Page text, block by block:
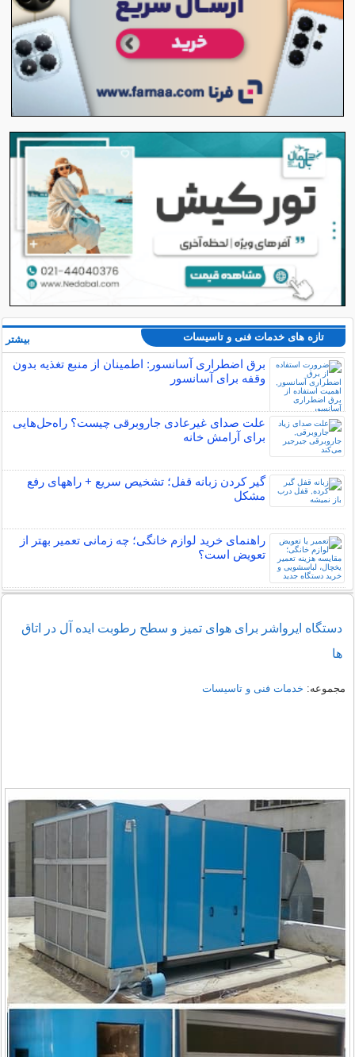
تازه های خدمات فنی و تاسیسات
برق اضطراری آسانسور: اطمینان از منبع تغذیه بدون
وقفه برای آسانسور
علت صدای غیرعادی جاروبرقی چیست؟ راه‌حل‌هایی
برای آرامش خانه
گیر کردن زبانه قفل؛ تشخیص سریع + راههای رفع
مشکل
راهنمای خرید لوازم خانگی؛ چه زمانی تعمیر بهتر از
تعویض است؟
بیشتر
دستگاه ایرواشر برای هوای تمیز و سطح رطوبت ایده آل در اتاق
ها
مجموعه: خدمات فنی و تاسیسات